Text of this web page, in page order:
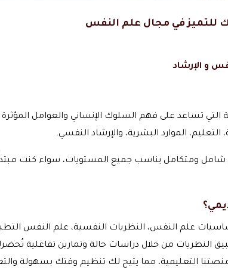
للتميز في مجال علم النفس
و الإرشاد
تساعد على فهم السلوك الإنساني والعوامل
الموارد البشرية، والإرشاد النفسي.
ومتكامل يناسب جميع المستويات، سواء كنت
علم النفس، النظريات النفسية، علم النفس
النظريات من خلال دراسات حالة وتمارين تفاعلية
التعليمية، مما يتيح لك تنظيم وقتك بسهولة